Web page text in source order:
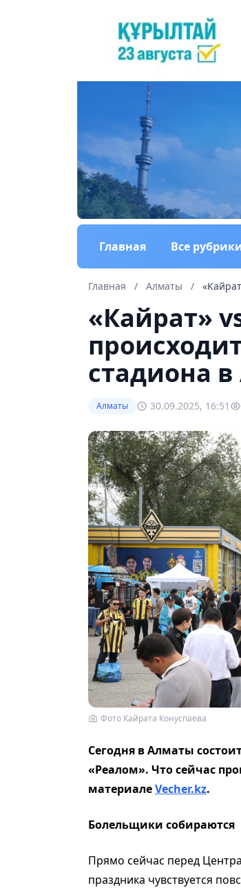
Главная Все
Главная / Алматы /
«Кайрат»
стадиона
Алматы 30.09.2025, 16:51
Фото Кайрата Конуспаева
Сегодня в Алматы
«Реалом». Что сейчас
материалеVecher.kz.
Болельщики собираются
Прямо сейчас перед
праздника чувствуется